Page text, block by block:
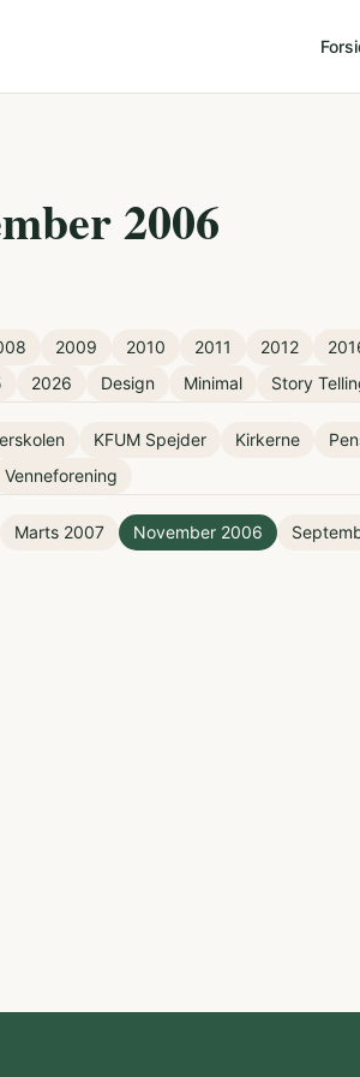
2006
2009 2010 2011 2012
2026 Design Minimal Story
KFUM Spejder Kirkerne
Venneforening
Marts 2007 November 2006